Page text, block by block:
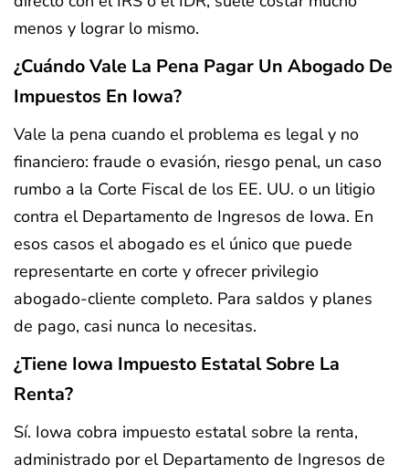
menos y lograr lo mismo.
¿Cuándo Vale La Pena Pagar Un Abogado De
Impuestos En Iowa?
Vale la pena cuando el problema es legal y no
financiero: fraude o evasión, riesgo penal, un caso
rumbo a la Corte Fiscal de los EE. UU. o un litigio
contra el Departamento de Ingresos de Iowa. En
esos casos el abogado es el único que puede
representarte en corte y ofrecer privilegio
abogado-cliente completo. Para saldos y planes
de pago, casi nunca lo necesitas.
¿Tiene Iowa Impuesto Estatal Sobre La
Renta?
Sí. Iowa cobra impuesto estatal sobre la renta,
administrado por el Departamento de Ingresos de